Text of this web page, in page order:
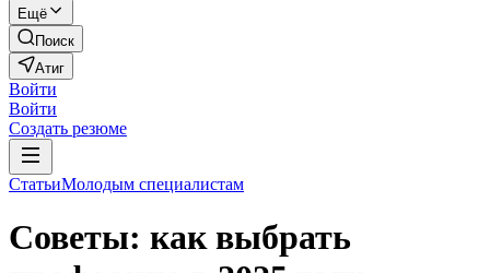
Ещё
Поиск
Атиг
Войти
Войти
Создать резюме
СтатьиМолодым специалистам
Советы: как выбрать